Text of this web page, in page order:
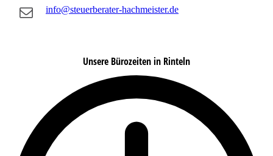
info@steuerberater-hachmeister.de
Unsere Bürozeiten in Rinteln